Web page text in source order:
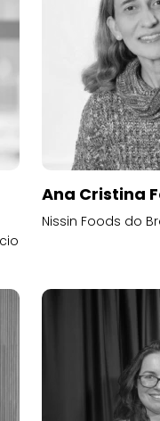
Ana Cristina
Nissin Foods do